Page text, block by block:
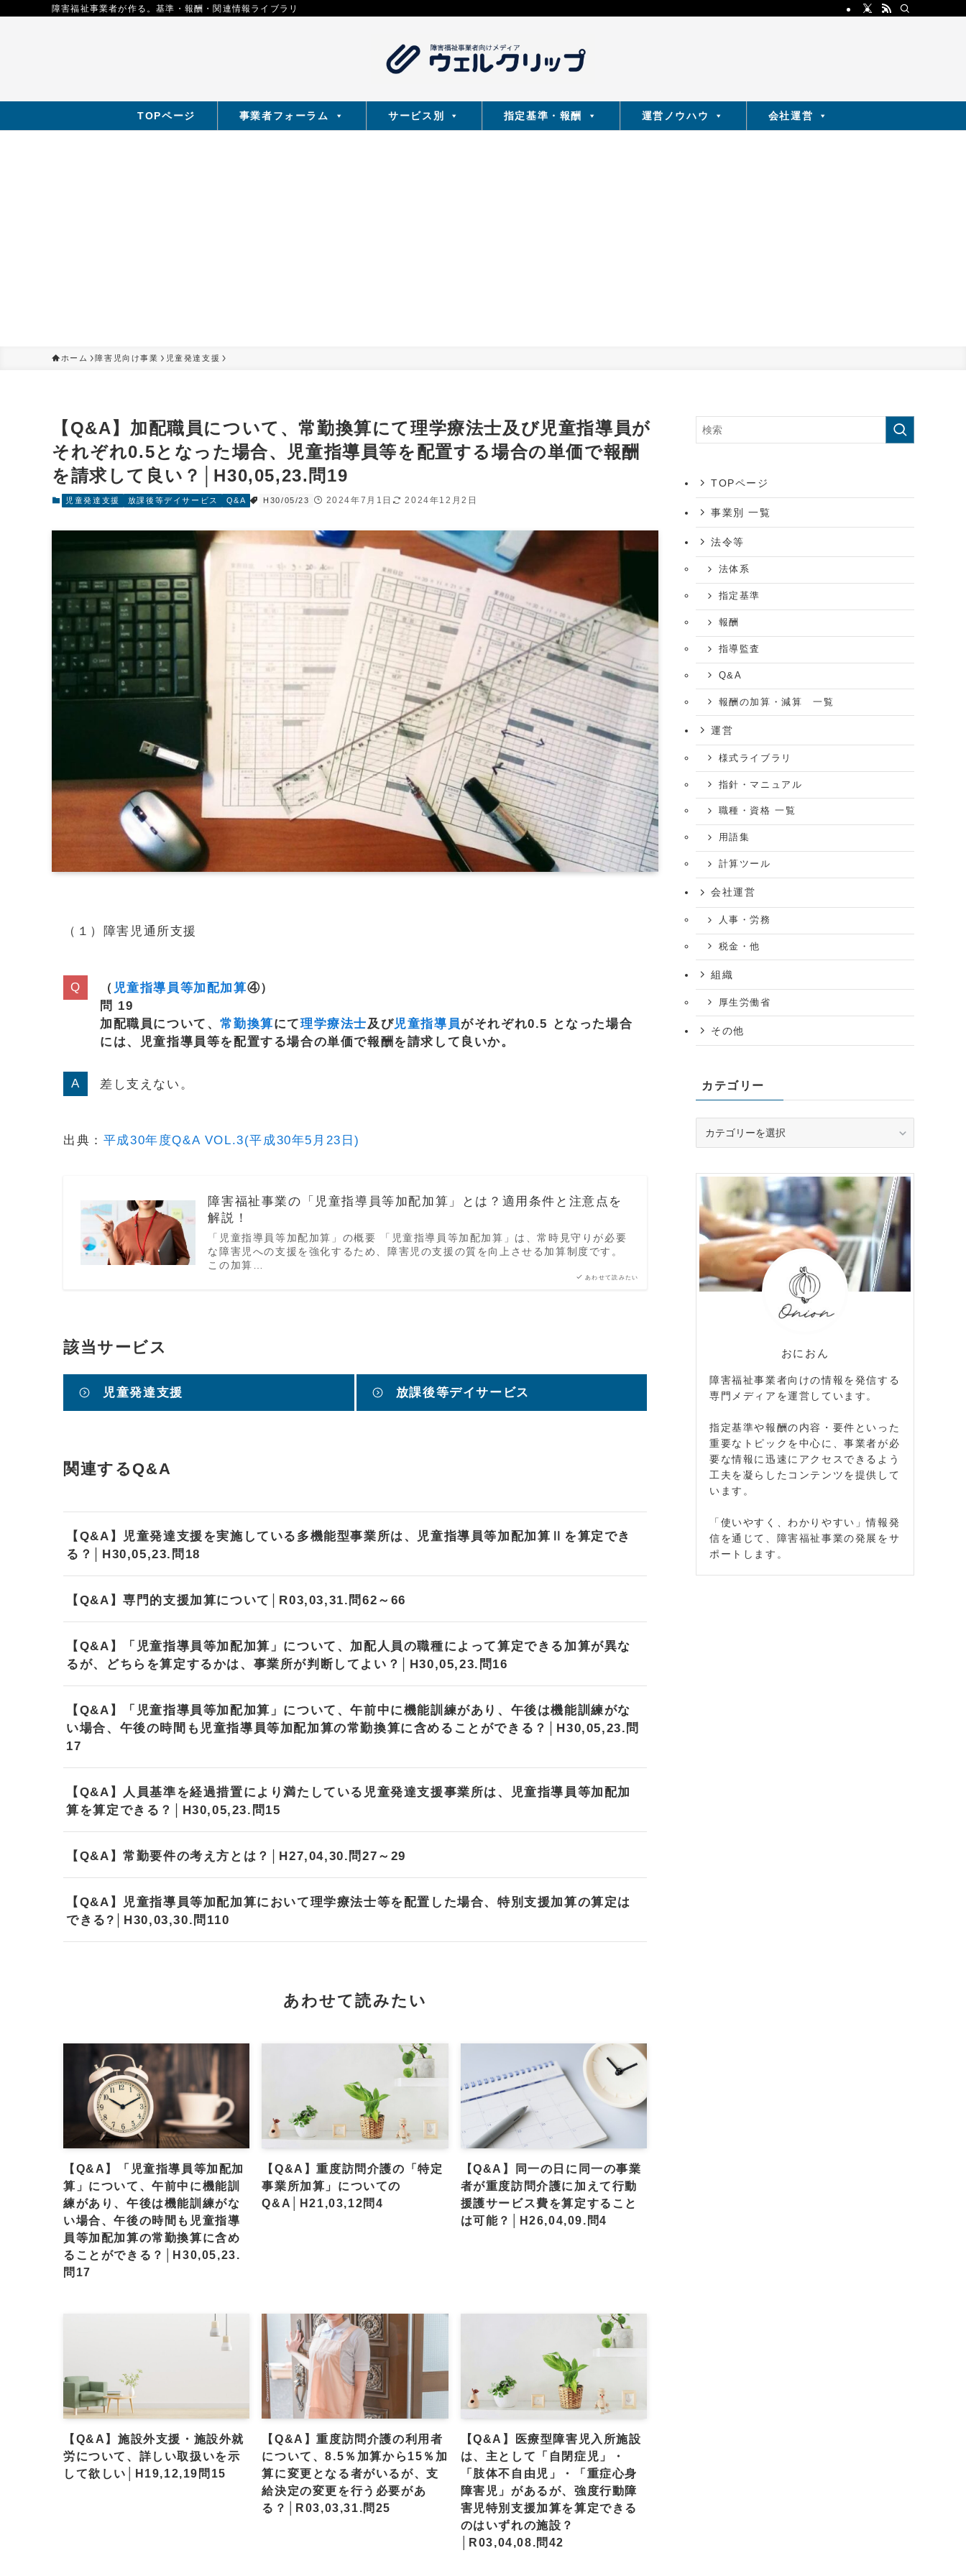
障害福祉事業者が作る。基準・報酬・関連情報ライブラリ
TOPページ 事業者フォーラム サービス別 指定基準・報酬 運営ノウハウ 会社運営
ホーム 障害児向け事業 児童発達支援
【Q&A】加配職員について、常勤換算にて理学療法士及び児童指導員が
それぞれ0.5となった場合、児童指導員等を配置する場合の単価で報酬
を請求して良い？│H30,05,23.問19
児童発達支援 放課後等デイサービス Q&A H30/05/23 2024年7月1日 2024年12月2日
（１）障害児通所支援
（ 児童指導員等加配加算④）
問 19
加配職員について、常勤換算にて理学療法士及び児童指導員がそれぞれ0.5 となった場合
には、児童指導員等を配置する場合の単価で報酬を請求して良いか。
差し支えない。
出典： 平成30年度Q&A VOL.3(平成30年5月23日)
あわせて読みたい
障害福祉事業の「児童指導員等加配加算」とは？適用条件と注意点を
解説！
「児童指導員等加配加算」の概要 「児童指導員等加配加算」は、常時見守りが必要
な障害児への支援を強化するため、障害児の支援の質を向上させる加算制度です。
この加算…
該当サービス
児童発達支援 放課後等デイサービス
関連するQ&A
【Q&A】児童発達支援を実施している多機能型事業所は、児童指導員等加配加算Ⅱを算定でき
る？│H30,05,23.問18
【Q&A】専門的支援加算について│R03,03,31.問62～66
【Q&A】「児童指導員等加配加算」について、加配人員の職種によって算定できる加算が異な
るが、どちらを算定するかは、事業所が判断してよい？│H30,05,23.問16
【Q&A】「児童指導員等加配加算」について、午前中に機能訓練があり、午後は機能訓練がな
い場合、午後の時間も児童指導員等加配加算の常勤換算に含めることができる？│H30,05,23.問
17
【Q&A】人員基準を経過措置により満たしている児童発達支援事業所は、児童指導員等加配加
算を算定できる？│H30,05,23.問15
【Q&A】常勤要件の考え方とは？│H27,04,30.問27～29
【Q&A】児童指導員等加配加算において理学療法士等を配置した場合、特別支援加算の算定は
できる?│H30,03,30.問110
あわせて読みたい
【Q&A】「児童指導員等加配加
算」について、午前中に機能訓
練があり、午後は機能訓練がな
い場合、午後の時間も児童指導
員等加配加算の常勤換算に含め
ることができる？│H30,05,23.
問17
【Q&A】重度訪問介護の「特定
事業所加算」についての
Q&A│H21,03,12問4
【Q&A】同一の日に同一の事業
者が重度訪問介護に加えて行動
援護サービス費を算定すること
は可能？│H26,04,09.問4
【Q&A】施設外支援・施設外就
労について、詳しい取扱いを示
して欲しい│H19,12,19問15
【Q&A】重度訪問介護の利用者
について、8.5％加算から15％加
算に変更となる者がいるが、支
給決定の変更を行う必要があ
る？│R03,03,31.問25
【Q&A】医療型障害児入所施設
は、主として「自閉症児」・
「肢体不自由児」・「重症心身
障害児」があるが、強度行動障
害児特別支援加算を算定できる
のはいずれの施設？
│R03,04,08.問42
TOPページ
事業別 一覧
法令等
法体系
指定基準
報酬
指導監査
Q&A
報酬の加算・減算 一覧
運営
様式ライブラリ
指針・マニュアル
職種・資格 一覧
用語集
計算ツール
会社運営
人事・労務
税金・他
組織
厚生労働省
その他
カテゴリー
テ
リ
おにおん
障害福祉事業者向けの情報を発信する
専門メディアを運営しています。
指定基準や報酬の内容・要件といった
重要なトピックを中心に、事業者が必
要な情報に迅速にアクセスできるよう
工夫を凝らしたコンテンツを提供して
います。
「使いやすく、わかりやすい」情報発
信を通じて、障害福祉事業の発展をサ
ポートします。